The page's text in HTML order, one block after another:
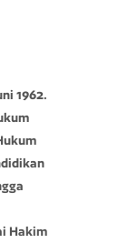
1962.
Hakim